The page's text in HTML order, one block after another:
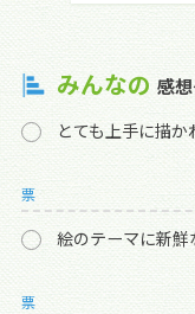
みんなの 感
とても上手に描
票
絵のテーマに新
票